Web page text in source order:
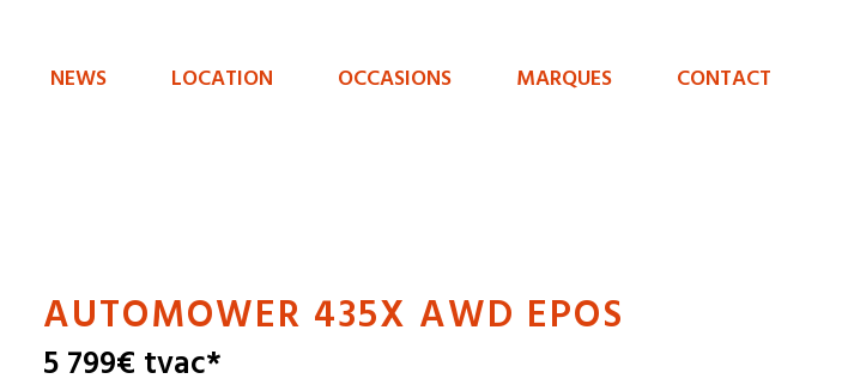
NEWS LOCATION OCCASIONS MARQUES CONTACT
AUTOMOWER 435X AWD EPOS
5 799€ tvac*